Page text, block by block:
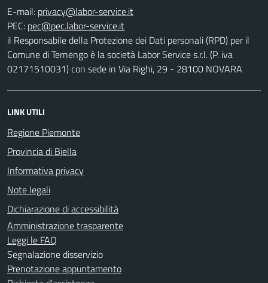
E-mail:
PEC:
il Responsabile della Protezione dei Dati personali (RPD) per il
Comune di Ternengo è la società Labor Service s.r.l. (P. iva
02171510031) con sede in Via Righi, 29 - 28100 NOVARA
LINK UTILI
Regione Piemonte
Provincia di Biella
Informativa privacy
Note legali
Dichiarazione di accessibilità
Amministrazione trasparente
Leggi le FAQ
Segnalazione disservizio
Prenotazione appuntamento